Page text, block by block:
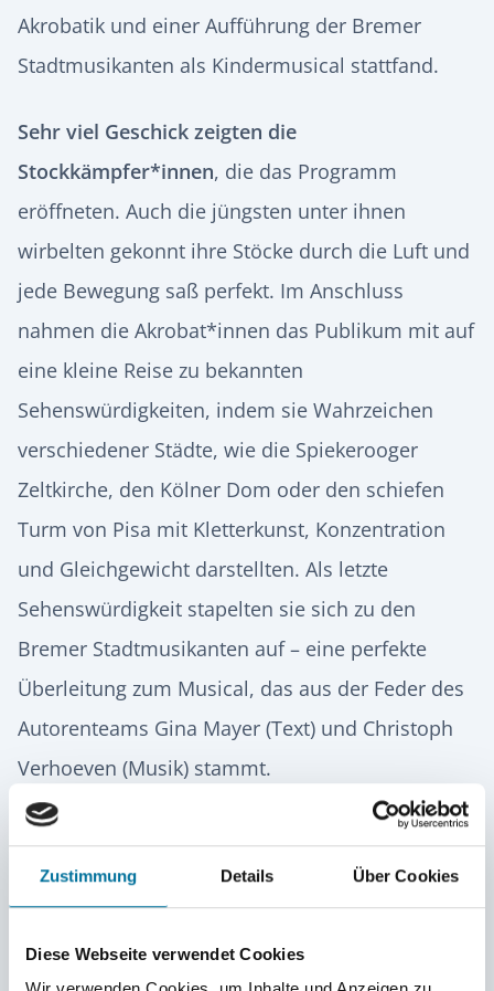
Zustimmung Details Über Cookies
Diese Webseite verwendet Cookies
Akrobatik und einer Aufführung der Bremer
Stadtmusikanten als Kindermusical stattfand.
Sehr viel Geschick zeigten die
Stockkämpfer*innen, die das Programm
eröffneten. Auch die jüngsten unter ihnen
wirbelten gekonnt ihre Stöcke durch die Luft und
jede Bewegung saß perfekt. Im Anschluss
nahmen die Akrobat*innen das Publikum mit auf
eine kleine Reise zu bekannten
Sehenswürdigkeiten, indem sie Wahrzeichen
verschiedener Städte, wie die Spiekerooger
Zeltkirche, den Kölner Dom oder den schiefen
Turm von Pisa mit Kletterkunst, Konzentration
und Gleichgewicht darstellten. Als letzte
Sehenswürdigkeit stapelten sie sich zu den
Bremer Stadtmusikanten auf – eine perfekte
Überleitung zum Musical, das aus der Feder des
Autorenteams Gina Mayer (Text) und Christoph
Verhoeven (Musik) stammt.
Die jungen Schauspieler*innen und
Sänger*innen
hatten das Stück im Laufe des
Schuljahres im Rahmen ihrer Musical-AG unter
Leitung von Musiklehrerin Christina Ohmes